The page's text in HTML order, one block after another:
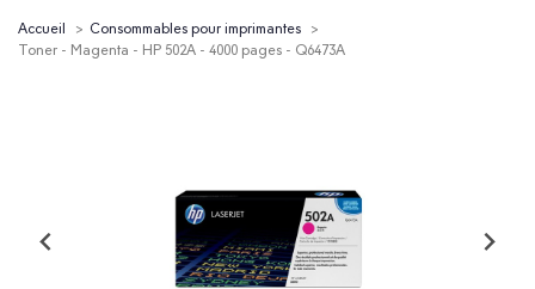
Accueil
Consommables pour imprimantes
Toner - Magenta - HP 502A - 4000 pages - Q6473A